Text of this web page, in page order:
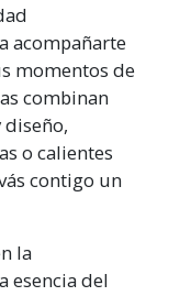
acompañarte
momentos de
combinan
o calientes
contigo un
la
esencia del